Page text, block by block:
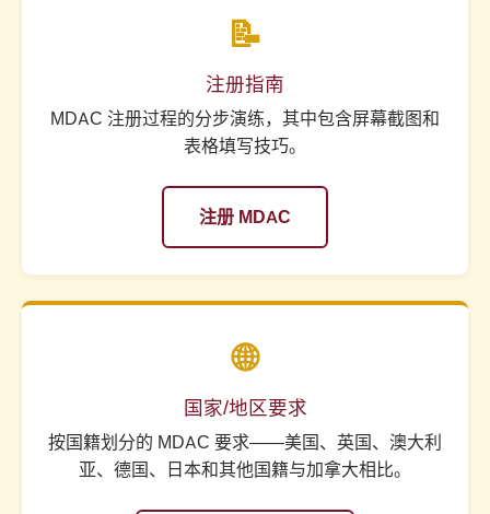
📝
注册指南
MDAC 注册过程的分步演练，其中包含屏幕截图和
表格填写技巧。
注册 MDAC
🌐
国家/地区要求
按国籍划分的 MDAC 要求——美国、英国、澳大利
亚、德国、日本和其他国籍与加拿大相比。